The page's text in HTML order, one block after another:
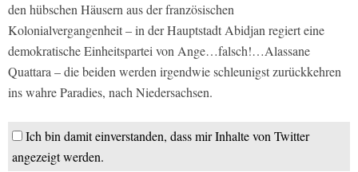
den hübschen Häusern aus der französischen
Kolonialvergangenheit – in der Hauptstadt Abidjan regiert eine
demokratische Einheitspartei von Ange…falsch!…Alassane
Quattara – die beiden werden irgendwie schleunigst zurückkehren
ins wahre Paradies, nach Niedersachsen.
Ich bin damit einverstanden, dass mir Inhalte von Twitter
angezeigt werden.